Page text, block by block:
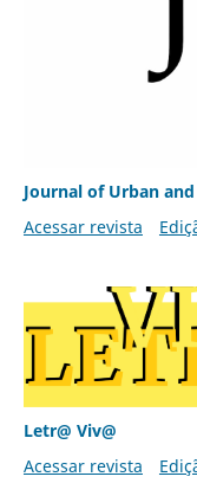
Journal of Urban
Acessar revista
Letr@ Viv@
Acessar revista